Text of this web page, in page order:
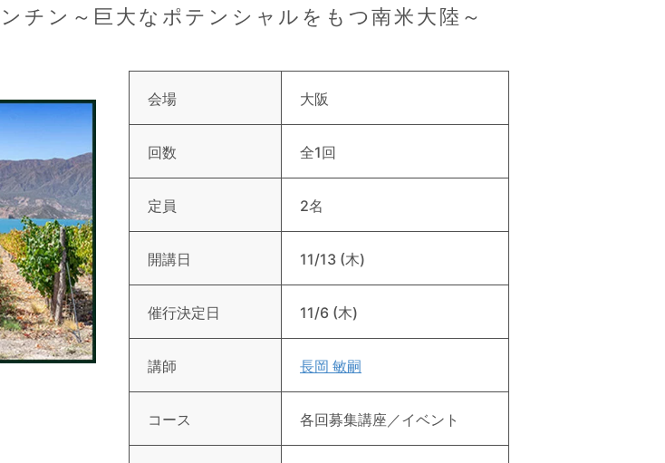
チン～巨大なポテンシャルをもつ南米大陸～
会場 大阪
回数 全1回
定員 2名
開講日 11/13 (木)
催行決定日 11/6 (木)
講師 長岡 敏嗣
コース 各回募集講座／イベント